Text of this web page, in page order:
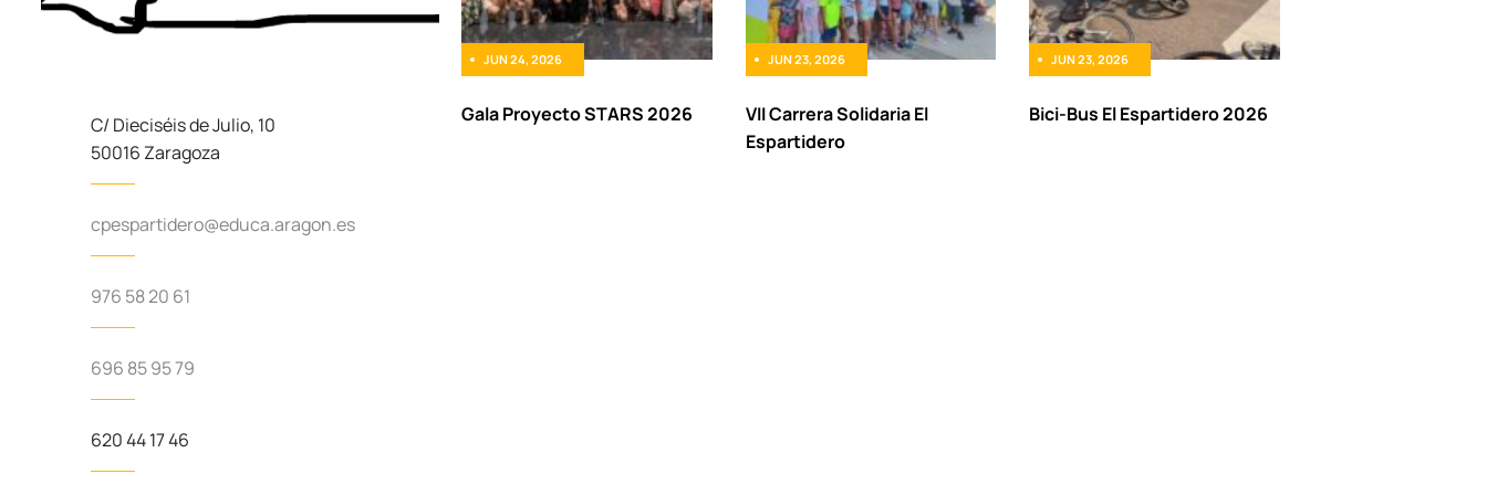
C/ Dieciséis de Julio, 10
50016 Zaragoza
cpespartidero@educa.aragon.es
976 58 20 61
696 85 95 79
620 44 17 46
JUN 24, 2026
Gala Proyecto STARS 2026
JUN 23, 2026
VII Carrera Solidaria El
Espartidero
JUN 23, 2026
Bici-Bus El Espartidero 2026